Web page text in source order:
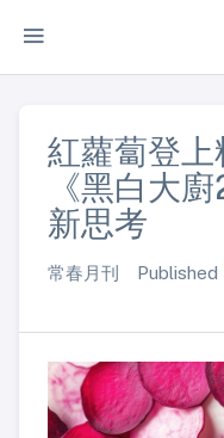
紅蘿蔔登上
《黑白大
新思考
常春月刊 Published